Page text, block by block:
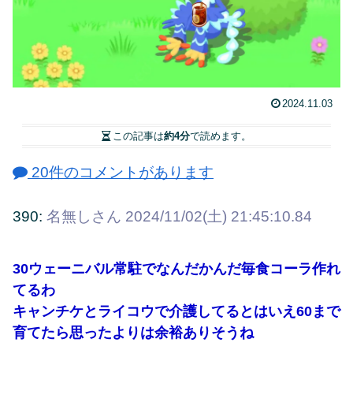
2024.11.03
この記事は約4分で読めます。
20件のコメントがあります
390: 名無しさん 2024/11/02(土) 21:45:10.84
30ウェーニバル常駐でなんだかんだ毎食コーラ作れ
てるわ
キャンチケとライコウで介護してるとはいえ60まで
育てたら思ったよりは余裕ありそうね